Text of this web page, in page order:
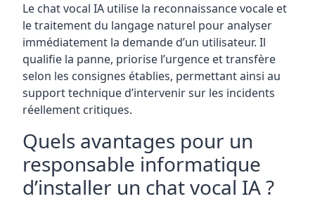
Le chat vocal IA utilise la reconnaissance vocale et
le traitement du langage naturel pour analyser
immédiatement la demande d’un utilisateur. Il
qualifie la panne, priorise l’urgence et transfère
selon les consignes établies, permettant ainsi au
support technique d’intervenir sur les incidents
réellement critiques.
Quels avantages pour un
responsable informatique
d’installer un chat vocal IA ?